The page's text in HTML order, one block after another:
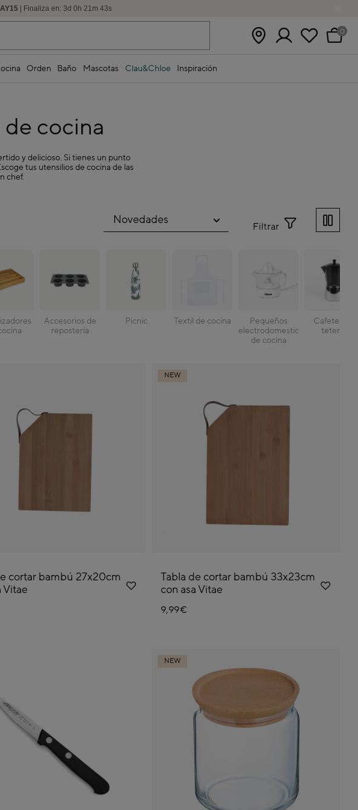
| Finaliza en: 3d 0 h 21m 42s
REBAJAS
0
Orden Baño Mascotas Clau&Chloe Inspiración
cocina
y delicioso. Si tienes un punto
tus utensilios de cocina de las
chef.
Filtrar
Accesorios de
repostería
Picnic Textil de cocina
Pequeños
electrodomesticos
de cocina
Cafeteras y
teteras
cortar bambú 27x20cm
Vitae
NEW
Tabla de cortar bambú 33x23cm
con asa Vitae
9,99€
NEW